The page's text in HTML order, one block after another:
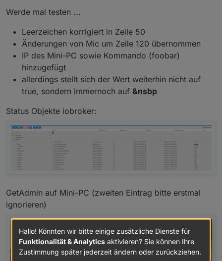
            if( (ip != -1) ) {
getAdminSendCommand(name, ip,
            } else {
log('No configration found for ' +
            }
    }
*
*
*
* @param {string}  command  Userspezifischer
*/
    let request = require('request');
let options = { url: 'http://' + host + ':' +
"true" anstatt mit "&nsbp" beschrieben wird?
Habe ich auchauf Github mit Version 0.2korrigiert. Damit
wird kein leerer Wert mehr als State angelegt (falls in
GETADMIN_COMMANDS_OWNleere Werte enthalten sind)
Werde mal testen ...
Leerzeichen korrigiert in Zeile 50
Änderungen von Mic um Zeile 120 übernommen
IP des Mini-PC sowie Kommando (foobar)
hinzugefügt
allerdings stellt sich der Wert weiterhin nicht auf
true, sondern immernoch auf &nsbp
Status Objekte iobroker:
GetAdmin auf Mini-PC (zweiten Eintrag bitte erstmal
ignorieren)
Hallo! Könnten wir bitte einige zusätzliche Dienste für
Funktionalität & Analytics aktivieren? Sie können Ihre
Zustimmung später jederzeit ändern oder zurückziehen.